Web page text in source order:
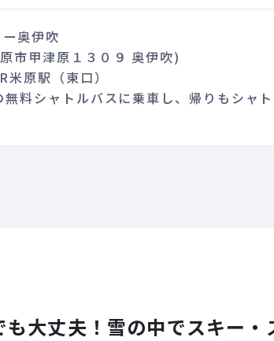
奥伊吹
市甲津原１３０９ 奥伊吹)
原駅（東口）
料シャトルバスに乗車し、帰りもシャ
大丈夫！雪の中でスキー・